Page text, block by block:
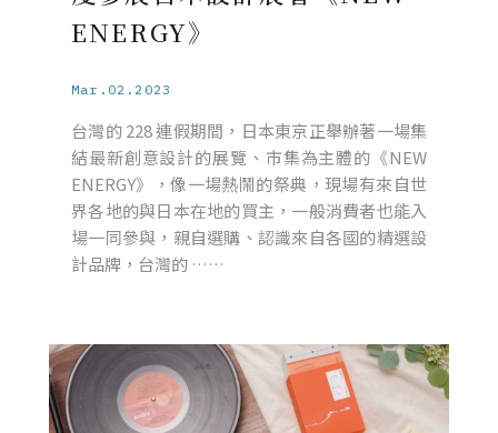
ENERGY》
Mar.02.2023
台灣的 228 連假期間，日本東京正舉辦著一場集
結最新創意設計的展覽、市集為主體的《NEW
ENERGY》，像一場熱鬧的祭典，現場有來自世
界各地的與日本在地的買主，一般消費者也能入
場一同參與，親自選購、認識來自各國的精選設
計品牌，台灣的 ……